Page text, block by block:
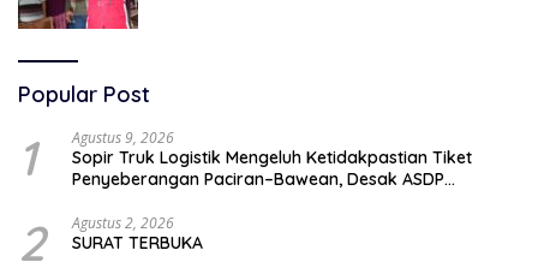
Popular Post
1 Agustus 9, 2026
Sopir Truk Logistik Mengeluh Ketidakpastian Tiket
Penyeberangan Paciran–Bawean, Desak ASDP
2 Agustus 2, 2026
SURAT TERBUKA